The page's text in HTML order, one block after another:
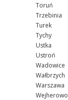
Toruń
Trzebinia
Turek
Tychy
Ustka
Ustroń
Wadowice
Wałbrzych
Warszawa
Wejherowo